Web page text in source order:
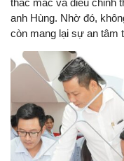
anh Hùng. Nhờ đó,
còn mang lại sự an tâm